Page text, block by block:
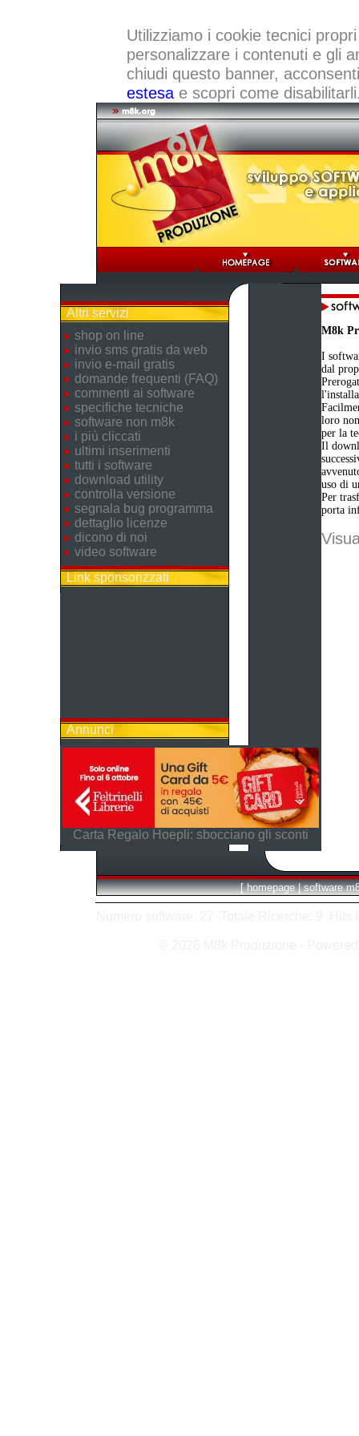
Utilizziamo i cookie tecnici
personalizzare i contenuti e gli
chiudi questo banner,
estesae scopri come
Altri servizi
shop on line
invio sms gratis da web
invio e-mail gratis
domande frequenti (FAQ)
commenti ai software
specifiche tecniche
software non m8k
i più cliccati
ultimi inserimenti
tutti i software
download utility
controlla versione
segnala bug programma
dettaglio licenze
dicono di noi
video software
Link sponsorizzati
Annunci
Carta Regalo Hoepli: sbocciano gli sconti
M8k
I
dal
loro
per la
Il
uso di
Per
porta
[ homepage | software